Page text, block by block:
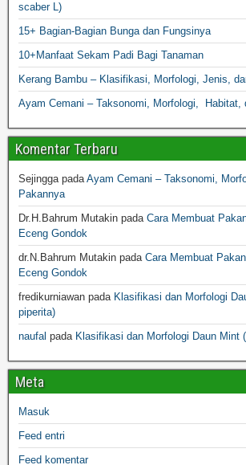
scaber L)
15+ Bagian-Bagian Bunga dan Fungsinya
10+Manfaat Sekam Padi Bagi Tanaman
Kerang Bambu – Klasifikasi, Morfologi, Jenis,
Ayam Cemani – Taksonomi, Morfologi, Habitat,
Komentar Terbaru
SejinggapadaAyam Cemani – Taksonomi,
Pakannya
Dr.H.Bahrum Mutakin pada Cara Membuat
Eceng Gondok
dr.N.Bahrum Mutakin pada Cara Membuat
Eceng Gondok
fredikurniawan pada Klasifikasi dan Morfologi
piperita)
naufal pada Klasifikasi dan Morfologi Daun Mint
Meta
Masuk
Feed entri
Feed komentar